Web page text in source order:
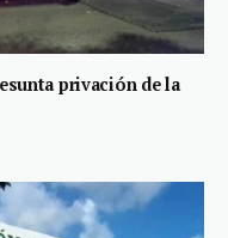
privación de la